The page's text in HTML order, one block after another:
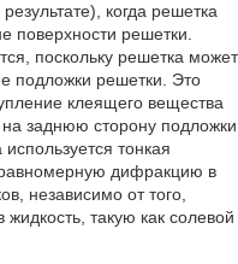
когда решетка
поверхности решетки.
поскольку решетка может
подложки решетки. Это
клеящего вещества
на заднюю сторону подложки
тонкая
дифракцию в
независимо от того,
такую как солевой